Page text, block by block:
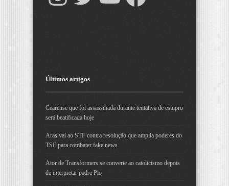
Últimos artigos
Cearense que foi assassinada durante tentativa de estupro
será beatificada hoje
Aras vai ao STF contra resolução que amplia poderes do
TSE para combater fake news
Ator de Transformers se converte ao catolicismo depois
de interpretar padre Pio